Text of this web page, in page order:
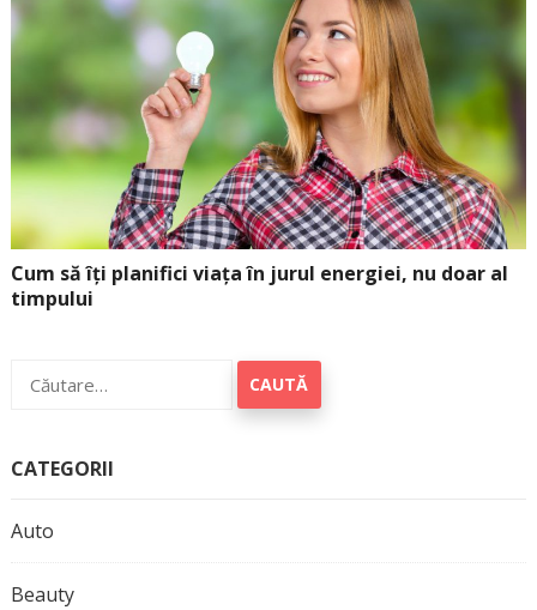
Cum să îți planifici viața în jurul energiei, nu doar al
timpului
după:
CATEGORII
Auto
Beauty